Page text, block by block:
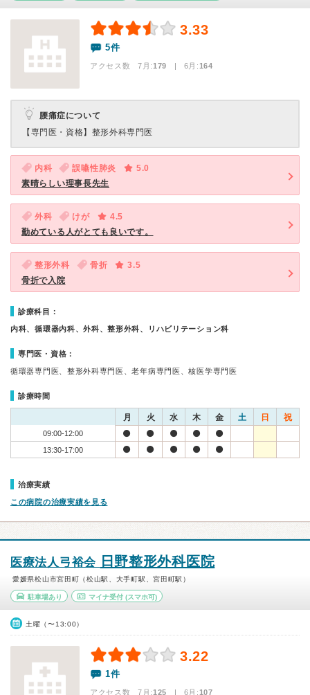
3.33
5件
アクセス数 7月:179 | 6月:164
腰痛症について
【専門医・資格】 整形外科専門医
内科 誤嚥性肺炎
5.0
素晴らしい理事長先生
外科 けが
4.5
勤めている人がとても良いです。
整形外科 骨折
3.5
骨折で入院
診療科目：
内科、循環器内科、外科、整形外科、リハビリテーション科
専門医・資格：
循環器専門医、整形外科専門医、老年病専門医、核医学専門医
診療時間
月 火 水 木 金 土 日 祝
09:00-12:00
13:30-17:00
治療実績
この病院の治療実績を見る
医療法人弓裕会 日野整形外科医院
愛媛県松山市宮田町（松山駅、大手町駅、宮田町駅）
駐車場あり マイナ受付(スマホ可)
土曜（〜13:00）
3.22
1件
アクセス数 7月:125 | 6月:107